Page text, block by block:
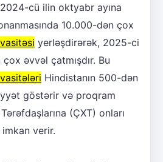
cü ilin oktyabr ayına
10.000-dən çox
yerləşdirərək, 2025-ci
əvvəl çatmışdır. Bu
Hindistanın 500-dən
göstərir və proqram
(ÇXT) onları
verir.